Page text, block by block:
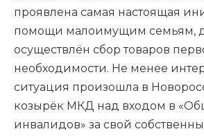
проявлена самая настоящая
помощи малоимущим семьям,
осуществлён сбор товаров
необходимости. Не менее
ситуация произошла в
козырёк МКД над входом в
инвалидов» за свой